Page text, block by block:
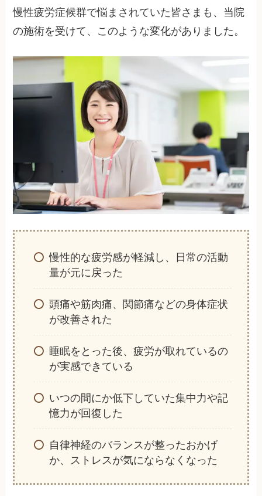
慢性疲労症候群で悩まされていた皆さまも、当院
の施術を受けて、このような変化がありました。
慢性的な疲労感が軽減し、日常の活動
量が元に戻った
頭痛や筋肉痛、関節痛などの身体症状
が改善された
睡眠をとった後、疲労が取れているの
が実感できている
いつの間にか低下していた集中力や記
憶力が回復した
自律神経のバランスが整ったおかげ
か、ストレスが気にならなくなった